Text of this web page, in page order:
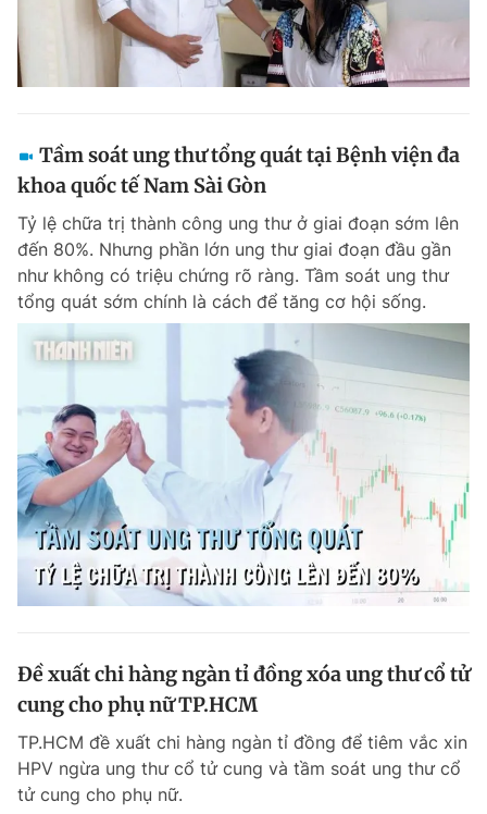
Tầm soát ung thư tổng quát tại Bệnh viện đa
khoa quốc tế Nam Sài Gòn
Tỷ lệ chữa trị thành công ung thư ở giai đoạn sớm lên
đến 80%. Nhưng phần lớn ung thư giai đoạn đầu gần
như không có triệu chứng rõ ràng. Tầm soát ung thư
tổng quát sớm chính là cách để tăng cơ hội sống.
Đề xuất chi hàng ngàn tỉ đồng xóa ung thư cổ tử
cung cho phụ nữ TP.HCM
TP.HCM đề xuất chi hàng ngàn tỉ đồng để tiêm vắc xin
HPV ngừa ung thư cổ tử cung và tầm soát ung thư cổ
tử cung cho phụ nữ.